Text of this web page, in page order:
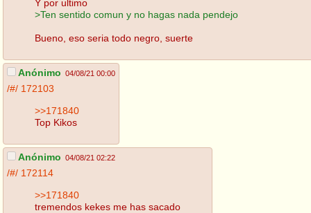
Y por ultimo
>Ten sentido comun y no hagas nada pendejo
Bueno, eso seria todo negro, suerte
Anónimo 04/08/21 00:00
/#/ 172103
>>171840
Top Kikos
Anónimo 04/08/21 02:22
/#/ 172114
>>171840
tremendos kekes me has sacado